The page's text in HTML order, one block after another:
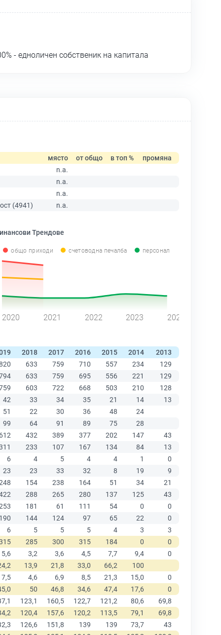
- едноличен собственик на капитала
място от общо в топ %
промяна
n.a.
n.a.
n.a.
(4941)
n.a.
Трендове
общо приходи счетоводна печалба персонал
2020 2021 2022 2023 2024
2018 2017 2016 2015 2014 2013